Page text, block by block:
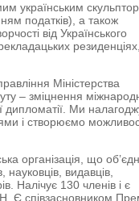
українським
податків), а також
від Українського
резиденціях,
Міністерства
– зміцнення
дипломатії. Ми
і створюємо
організація, що
науковців, видавців,
Налічує 130 членів і є
Є співзасновником